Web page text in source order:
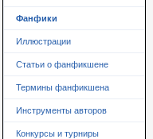
Фанфики
Иллюстрации
Статьи о фанфикшене
Термины фанфикшена
Инструменты авторов
Конкурсы и турниры